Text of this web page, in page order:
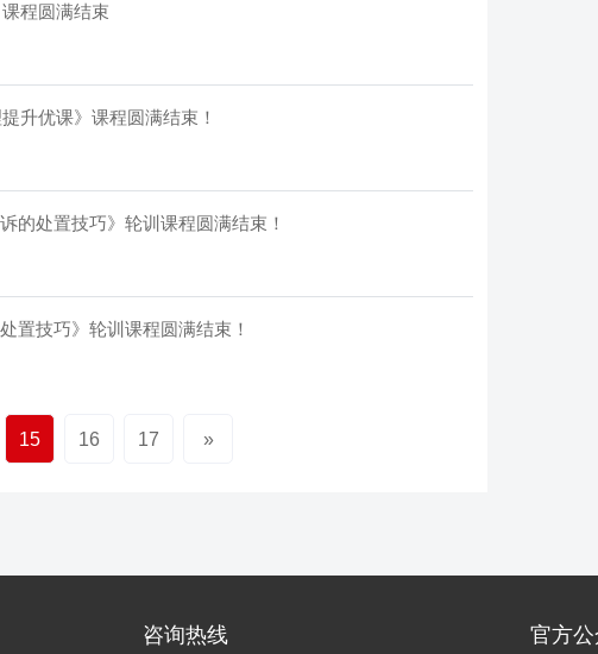
程圆满结束
升优课》课程圆满结束！
的处置技巧》轮训课程圆满结束！
置技巧》轮训课程圆满结束！
15 16 17 »
咨询热线 官方